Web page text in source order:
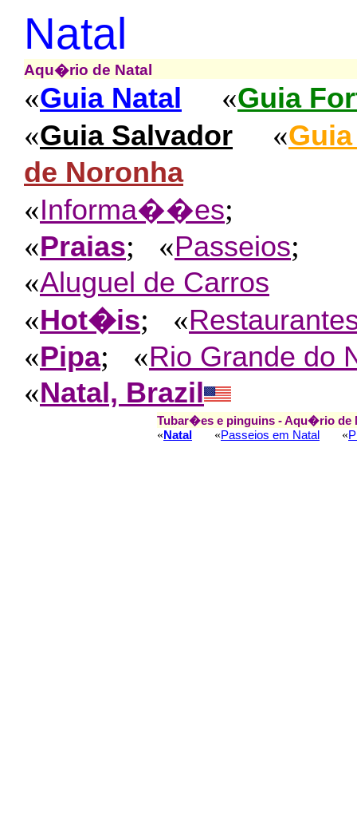
Natal
Aqu�rio de Natal
«Guia Natal «Guia
«Guia Salvador «
de Noronha
«Informa��es;
«Praias; «Passeios;
«Aluguel de Carros
«Hot�is; «
«Pipa; «Rio Grande do
«Natal, Brazil
Tubar�es e pinguins - Aqu�rio de
«Natal «Passeios em Natal «